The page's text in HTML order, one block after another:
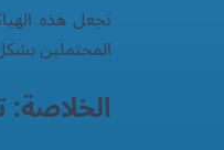
تجعل هذه
المحتملين